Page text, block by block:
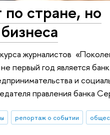
стране, но
журналистов
первый год является
и
правления банка
репортаж о событии